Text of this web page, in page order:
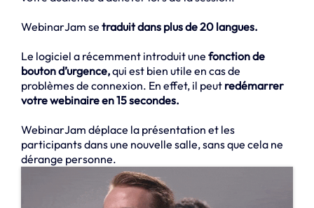
WebinarJam se traduit dans plus de 20 langues.
Le logiciel a récemment introduit une fonction de
bouton d’urgence,qui est bien utile en cas de
problèmes de connexion. En effet, il peut redémarrer
votre webinaire en 15 secondes.
WebinarJam déplace la présentation et les
participants dans une nouvelle salle, sans que cela ne
dérange personne.